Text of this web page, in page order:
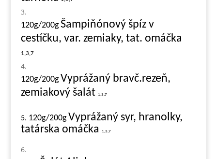
120g/200gŠampiňónový špíz v
cestíčku, var. zemiaky, tat. omáčka
1,3,7
120g/200gVyprážaný bravč.rezeň,
zemiakový šalát
1,3,7
5. 120g/200gVyprážaný syr, hranolky,
tatárska omáčka
1,3,7